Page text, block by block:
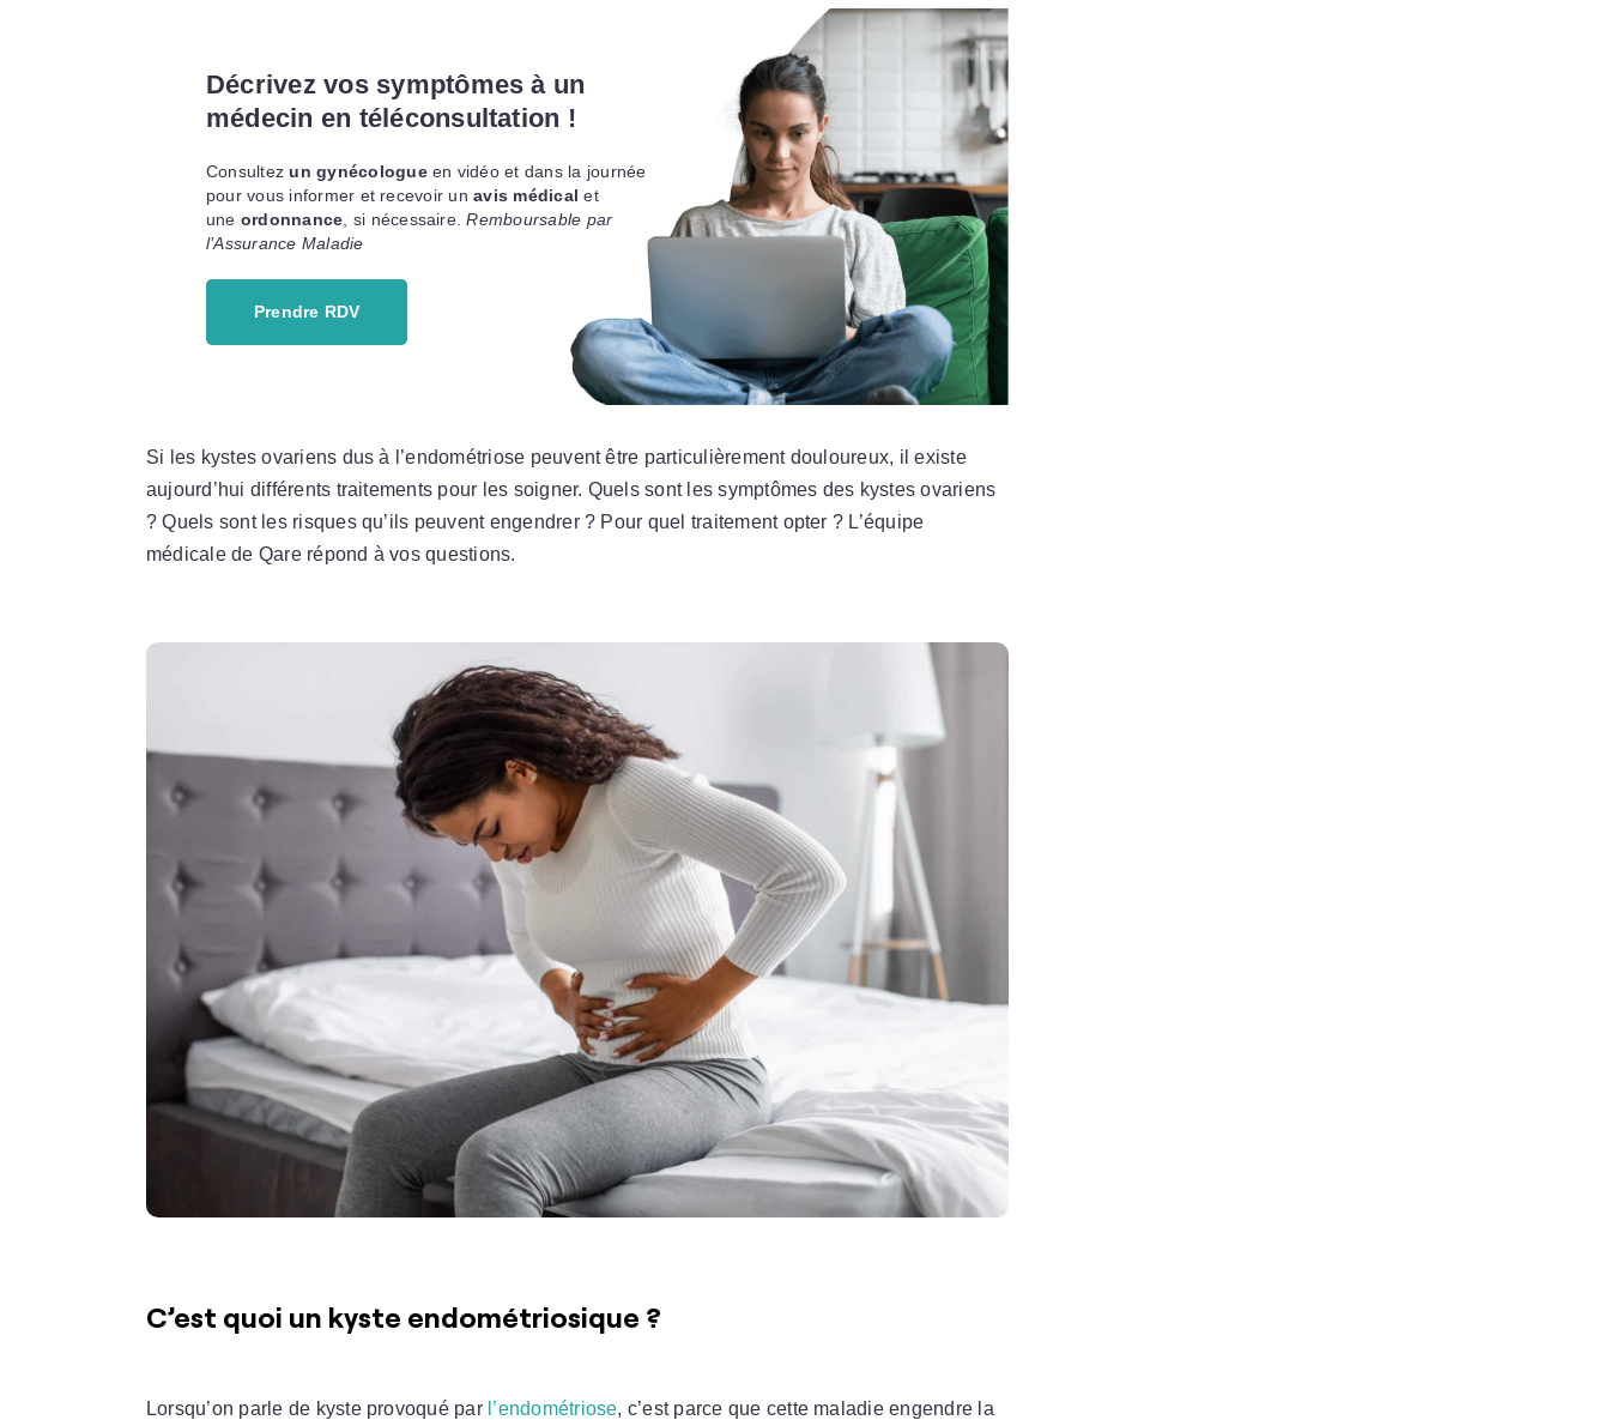
Décrivez vos symptômes à un
médecin en téléconsultation !
Consultez un gynécologueen vidéo et dans la journée
pour vous informer et recevoir unavis médical et
une ordonnance , si nécessaire.Remboursable par
l’Assurance Maladie
Prendre RDV
Si les kystes ovariens dus à l’endométriose peuvent être particulièrement douloureux, il existe
aujourd’hui différents traitements pour les soigner. Quels sont les symptômes des kystes ovariens
? Quels sont les risques qu’ils peuvent engendrer ? Pour quel traitement opter ? L’équipe
médicale de Qare répond à vos questions.
C’est quoi un kyste endométriosique ?
Lorsqu’on parle de kyste provoqué par l’endométriose, c’est parce que cette maladie engendre la